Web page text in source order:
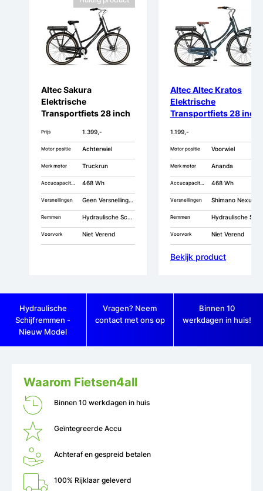
Altec Sakura
Elektrische
Transportfiets 28 inch
53cm
Prijs 1.399,-
Motor positie Achterwiel
Merk motor Truckrun
Accucapaciteit 468 Wh
Versnellingen Geen Versnellingen
Remmen Hydraulische Schijfrem
Voorvork Niet Verend
Altec Altec Kratos
Elektrische
Transportfiets 28 inch
53cm 7v
1.199,-
Motor positie Voorwiel
Merk motor Ananda
Accucapaciteit 468 Wh
Versnellingen Shimano Nexus 7
Remmen Hydraulische Schijfrem
Voorvork Niet Verend
Bekijk product
Hydraulische
Schijfremmen -
Nieuw Model
Vragen? Neem
contact met ons op
Binnen 10
werkdagen in huis!
Waarom Fietsen4all
Binnen 10 werkdagen in huis
Geïntegreerde Accu
Achteraf en gespreid betalen
100% Rijklaar geleverd